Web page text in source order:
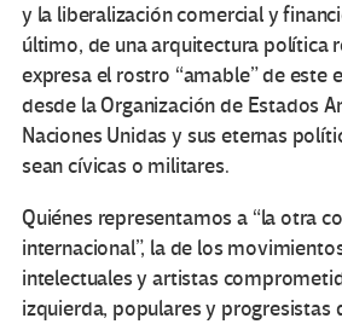
y la liberalización comercial y
último, de una arquitectura política
expresa el rostro “amable” de este
desde la Organización de Estados
Naciones Unidas y sus eternas
sean cívicas o militares.
Quiénes representamos a “la otra
internacional”, la de los
intelectuales y artistas
izquierda, populares y progresistas